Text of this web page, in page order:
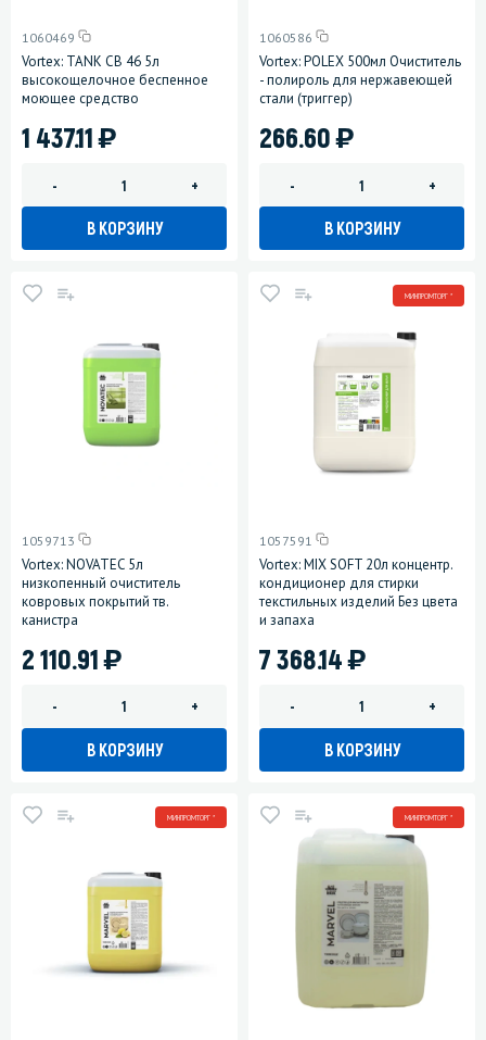
1060469
Vortex: TANK CB 46 5л
высокощелочное беспенное
моющее средство
1 437.11)
- +
В КОРЗИНУ
1060586
Vortex: POLEX 500мл Очиститель
- полироль для нержавеющей
стали (триггер)
266.60)
- +
В КОРЗИНУ
1059713
Vortex: NOVATEC 5л
низкопенный очиститель
ковровых покрытий тв.
канистра
2 110.91)
- +
В КОРЗИНУ
МИНПРОМТОРГ *
1057591
Vortex: MIX SOFT 20л концентр.
кондиционер для стирки
текстильных изделий Без цвета
и запаха
7 368.14)
- +
В КОРЗИНУ
МИНПРОМТОРГ * МИНПРОМТОРГ *